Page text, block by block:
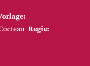
Regie: